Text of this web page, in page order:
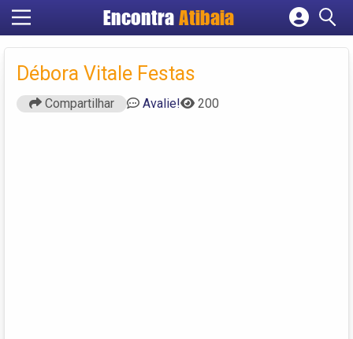
Encontra Atibaia
Cadastrar empresa
Criar conta
Débora Vitale Festas
Compartilhar Avalie! 200